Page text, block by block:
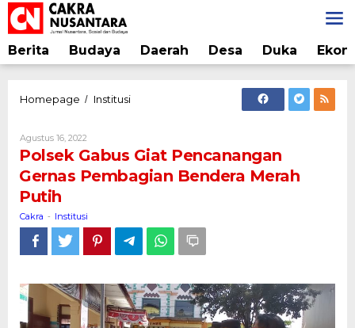
Lewati
ke
konten
Berita Budaya Daerah Desa Duka
Homepage / InstitusiPolsek
Pencanangan
Gernas
Pembagian
Putih
Agustus 16, 2022
Cakra
Polsek Gabus Giat Pencanangan
Gernas Pembagian Bendera Merah
Putih
Cakra - Institusi